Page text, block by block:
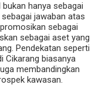
hanya sebagai
jawaban atas
sebagai
sebagai aset yang
Pendekatan seperti
Cikarang biasanya
membandingkan
kawasan.